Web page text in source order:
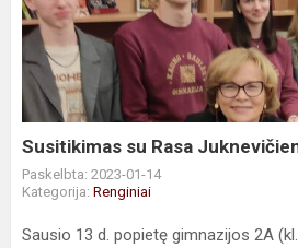
Rasa
Juknevičiene
Susitikimas su Rasa
Paskelbta: 2023-01-14
Kategorija: Renginiai
Sausio 13 d. popietę gimnazijos 2A